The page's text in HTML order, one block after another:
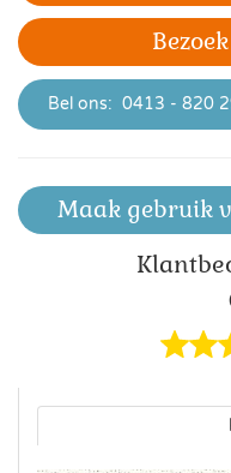
Bel ons: 0413 - 820
Maak gebruik